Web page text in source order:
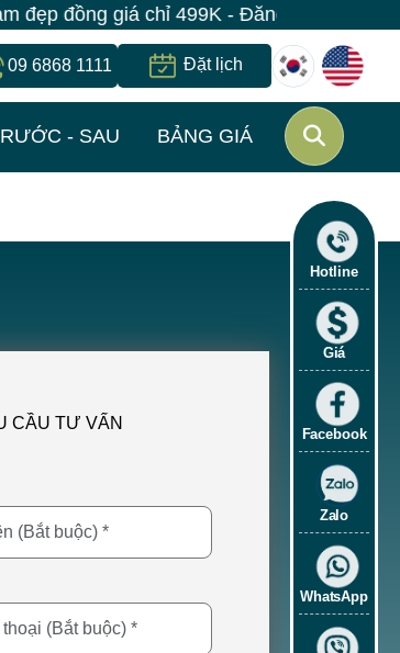
giá chỉ 499K - Đăng ký giữ suất
09 6868 1111 Đặt lịch
- SAU BẢNG GIÁ
CẦU TƯ VẤN
Hotline
Giá
Facebook
Zalo
WhatsApp